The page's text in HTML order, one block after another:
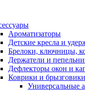
Ароматизаторы
Детские кресла и
Брелоки, ключницы,
Держатели и
Дефлекторы окон и
Коврики и брызговики
Универсальные